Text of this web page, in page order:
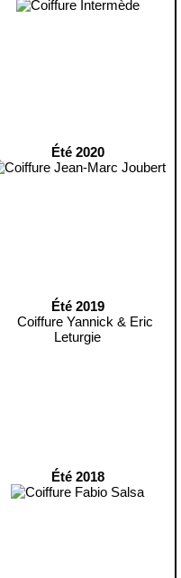
Été 2020
Été 2019
Été 2018